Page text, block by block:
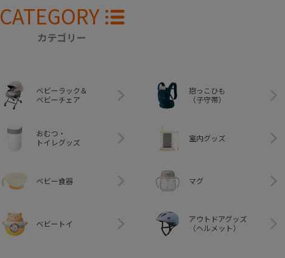
CATEGORY
カテゴリー
ベビーラック＆
ベビーチェア
抱っこひも
（子守帯）
おむつ・
トイレグッズ
室内グッズ
ベビー食器 マグ
ベビートイ
アウトドアグッズ
（ヘルメット）